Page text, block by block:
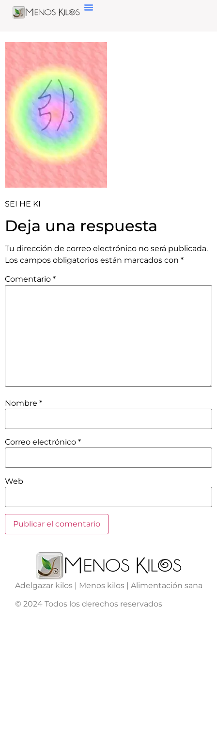
SEI HE KI
Deja una respuesta
Tu dirección de correo electrónico no será publicada.
Los campos obligatorios están marcados con *
Comentario *
Nombre *
Correo electrónico *
Web
Adelgazar kilos | Menos kilos | Alimentación sana
© 2024 Todos los derechos reservados